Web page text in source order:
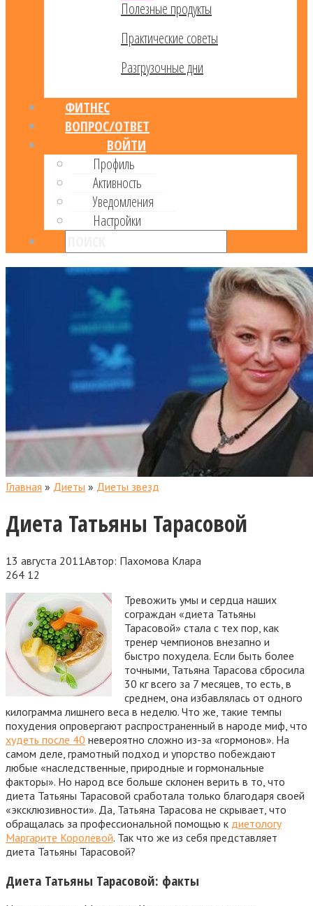
Полезные продукты
Практические советы
Разгрузочные дни
ФИТНЕС
ВОПРОС/ОТВЕТ
ВОЙТИ
Профиль
Активность
Уведомления
Настройки
Главная » Диеты » Диеты звезд
Диета Татьяны Тарасовой
13 августа 2011Автор: Пахомова Клара
264 12
Тревожить умы и сердца наших
сограждан «диета Татьяны
Тарасовой» стала с тех пор, как
тренер чемпионов внезапно и
быстро похудела. Если быть более
точными, Татьяна Тарасова сбросила
30 кг всего за 7 месяцев, то есть, в
среднем, она избавлялась от одного
килограмма лишнего веса в неделю. Что же, такие темпы
похудения опровергают распространенный в народе миф, что
худеть после 40 невероятно сложно из-за «гормонов». На
самом деле, грамотный подход и упорство побеждают
любые «наследственные, природные и гормональные
факторы». Но народ все больше склонен верить в то, что
диета Татьяны Тарасовой сработала только благодаря своей
«эксклюзивности». Да, Татьяна Тарасова не скрывает, что
обращалась за профессиональной помощью к диетологу
Маргарите Королевой. Так что же из себя представляет
диета Татьяны Тарасовой?
Диета Татьяны Тарасовой: факты